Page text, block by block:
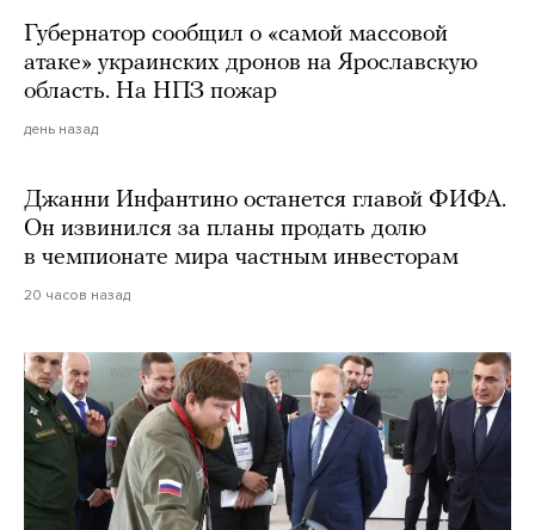
Губернатор сообщил о «самой массовой
атаке» украинских дронов на Ярославскую
область. На НПЗ пожар
день назад
Джанни Инфантино останется главой ФИФА.
Он извинился за планы продать долю
в чемпионате мира частным инвесторам
20 часов назад